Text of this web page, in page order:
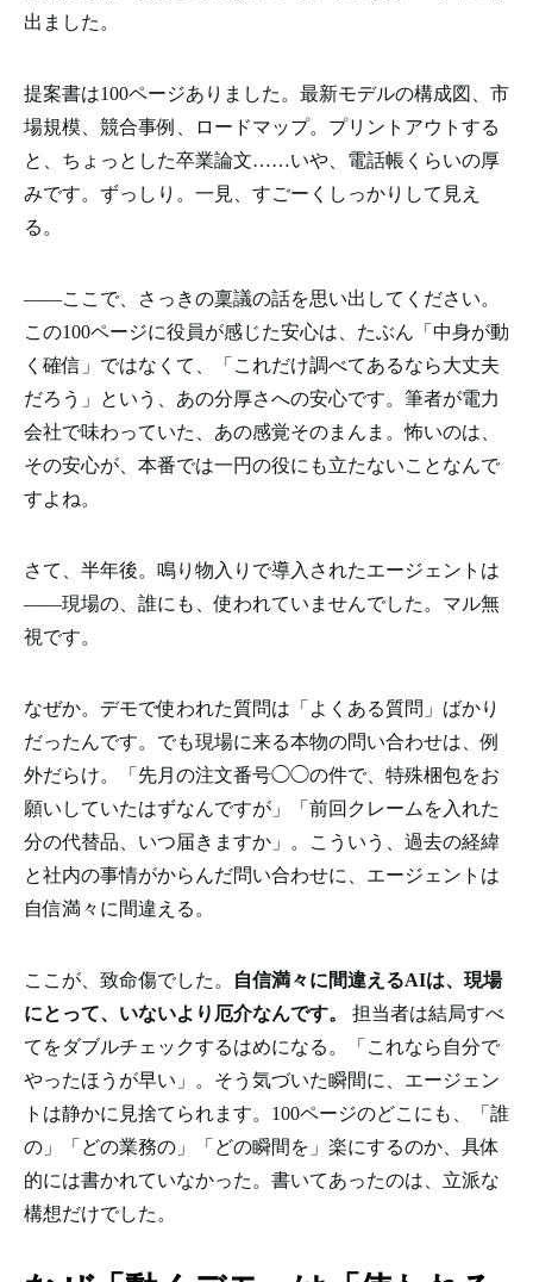
出ました。
提案書は100ページありました。最新モデルの構成図、市
場規模、競合事例、ロードマップ。プリントアウトする
と、ちょっとした卒業論文……いや、電話帳くらいの厚
みです。ずっしり。一見、すごーくしっかりして見え
る。
——ここで、さっきの稟議の話を思い出してください。
この100ページに役員が感じた安心は、たぶん「中身が動
く確信」ではなくて、「これだけ調べてあるなら大丈夫
だろう」という、あの分厚さへの安心です。筆者が電力
会社で味わっていた、あの感覚そのまんま。怖いのは、
その安心が、本番では一円の役にも立たないことなんで
すよね。
さて、半年後。鳴り物入りで導入されたエージェントは
——現場の、誰にも、使われていませんでした。マル無
視です。
なぜか。デモで使われた質問は「よくある質問」ばかり
だったんです。でも現場に来る本物の問い合わせは、例
外だらけ。「先月の注文番号◯◯の件で、特殊梱包をお
願いしていたはずなんですが」「前回クレームを入れた
分の代替品、いつ届きますか」。こういう、過去の経緯
と社内の事情がからんだ問い合わせに、エージェントは
自信満々に間違える。
ここが、致命傷でした。
自信満々に間違えるAIは、現場
にとって、いないより厄介なんです。
担当者は結局すべ
てをダブルチェックするはめになる。「これなら自分で
やったほうが早い」。そう気づいた瞬間に、エージェン
トは静かに見捨てられます。100ページのどこにも、「誰
の」「どの業務の」「どの瞬間を」楽にするのか、具体
的には書かれていなかった。書いてあったのは、立派な
構想だけでした。